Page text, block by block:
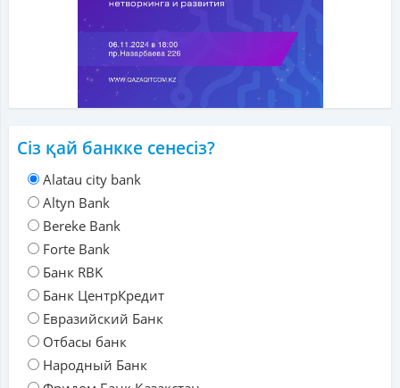
Сіз қай банкке сенесіз?
Alatau city bank
Altyn Bank
Bereke Bank
Forte Bank
Банк RBK
Банк ЦентрКредит
Евразийский Банк
Отбасы банк
Народный Банк